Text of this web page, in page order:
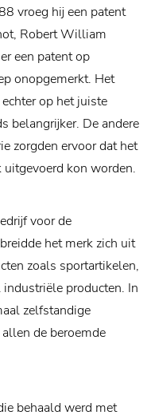
vroeg hij een patent
Robert William
een patent op
onopgemerkt. Het
op het juiste
belangrijker. De andere
zorgden ervoor dat het
kon worden.
voor de
het merk zich uit
zoals sportartikelen,
producten. In
zelfstandige
de beroemde
behaald werd met